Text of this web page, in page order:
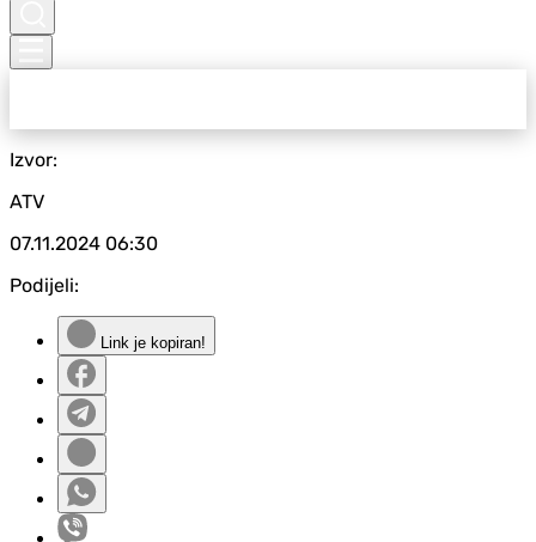
Izvor:
ATV
07.11.2024 06:30
Podijeli:
Link je kopiran!